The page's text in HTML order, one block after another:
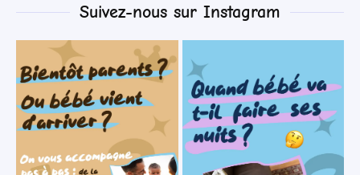
Suivez-nous sur Instagram